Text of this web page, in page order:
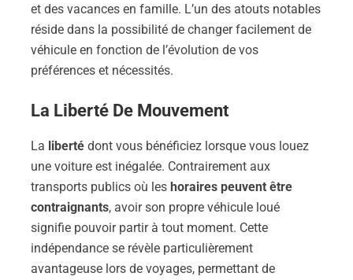
et des vacances en famille. L’un des atouts notables
réside dans la possibilité de changer facilement de
véhicule en fonction de l’évolution de vos
préférences et nécessités.
La Liberté De Mouvement
La liberté dont vous bénéficiez lorsque vous louez
une voiture est inégalée. Contrairement aux
transports publics où les horaires peuvent être
contraignants, avoir son propre véhicule loué
signifie pouvoir partir à tout moment. Cette
indépendance se révèle particulièrement
avantageuse lors de voyages, permettant de